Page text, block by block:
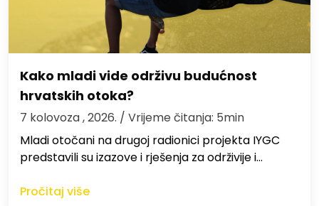
Kako mladi vide održivu budućnost
hrvatskih otoka?
7 kolovoza , 2026. / Vrijeme čitanja: 5min
Mladi otočani na drugoj radionici projekta IYGC
predstavili su izazove i rješenja za održivije i…
Pročitaj više